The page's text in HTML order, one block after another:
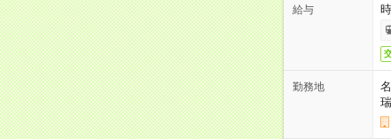
給与
勤務地